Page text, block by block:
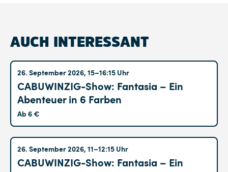
AUCH INTERESSANT
26. September 2026, 15–16:15 Uhr
CABUWINZIG-Show: Fantasia – Ein
Abenteuer in 6 Farben
Ab 6 €
26. September 2026, 11–12:15 Uhr
CABUWINZIG-Show: Fantasia – Ein